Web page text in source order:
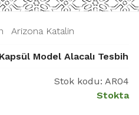
Arizona Katalin
Model Alacalı Tesbih
Stok kodu: AR04
Stokta